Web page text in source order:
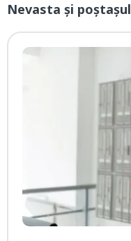
Nevasta și poștașul